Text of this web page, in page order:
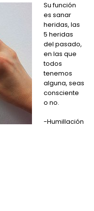
Su función
es sanar
heridas, las
5 heridas
del pasado,
en las que
todos
tenemos
alguna, seas
consciente
o no.
-Humillación